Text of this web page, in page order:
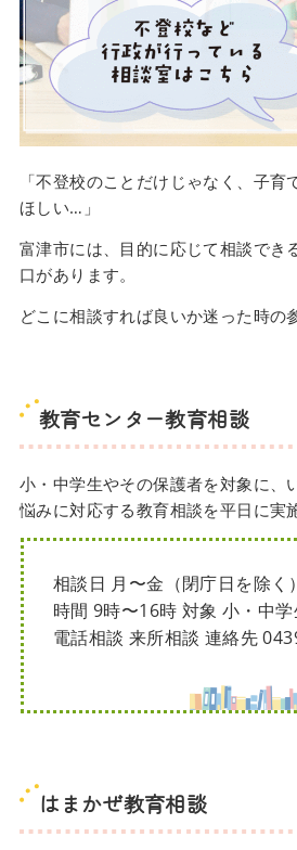
「不登校のことだけじゃなく、子育
ほしい…」
富津市には、目的に応じて相談でき
口があります。
どこに相談すれば良いか迷った時の
教育センター教育相談
小・中学生やその保護者を対象に、
悩みに対応する教育相談を平日に実
相談日 月〜金（閉庁日を除く）
時間 9時〜16時 対象 小・中
電話相談 来所相談 連絡先
はまかぜ教育相談